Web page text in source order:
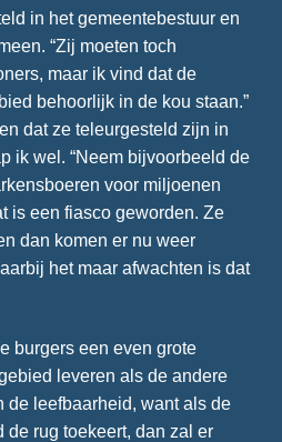
in het gemeentebestuur en
“Zij moeten toch
maar ik vind dat de
behoorlijk in de kou staan.”
dat ze teleurgesteld zijn in
ik wel. “Neem bijvoorbeeld de
voor miljoenen
is een fiasco geworden. Ze
dan komen er nu weer
het maar afwachten is dat
burgers een even grote
leveren als de andere
de leefbaarheid, want als de
de rug toekeert, dan zal er